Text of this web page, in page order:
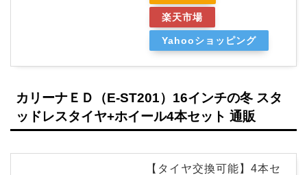
楽天市場
Yahooショッピング
カリーナＥＤ（E-ST201）16インチの冬 スタ
ッドレスタイヤ+ホイール4本セット 通販
【タイヤ交換可能】4本セ